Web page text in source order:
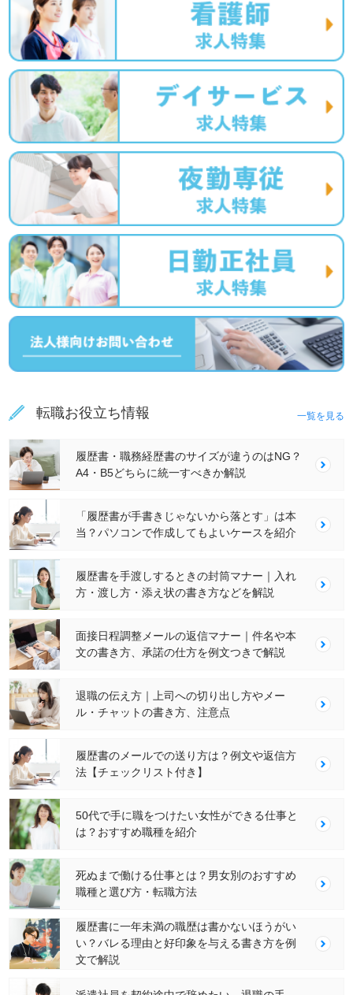
転職お役立ち情報 一覧を見る
履歴書・職務経歴書のサイズが違うのはNG？
A4・B5どちらに統一すべきか解説
「履歴書が手書きじゃないから落とす」は本
当？パソコンで作成してもよいケースを紹介
履歴書を手渡しするときの封筒マナー｜入れ
方・渡し方・添え状の書き方などを解説
面接日程調整メールの返信マナー｜件名や本
文の書き方、承諾の仕方を例文つきで解説
退職の伝え方｜上司への切り出し方やメー
ル・チャットの書き方、注意点
履歴書のメールでの送り方は？例文や返信方
法【チェックリスト付き】
50代で手に職をつけたい女性ができる仕事と
は？おすすめ職種を紹介
死ぬまで働ける仕事とは？男女別のおすすめ
職種と選び方・転職方法
履歴書に一年未満の職歴は書かないほうがい
い？バレる理由と好印象を与える書き方を例
文で解説